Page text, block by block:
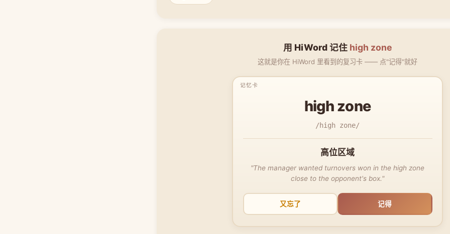
用 HiWord 记住 high zone
这就是你在 HiWord 里看到的复习卡 —— 点"记得"就好
high zone
/high zone/
高位区域
"The manager wanted turnovers won in the high zone
close to the opponent's box."
又忘了 记得